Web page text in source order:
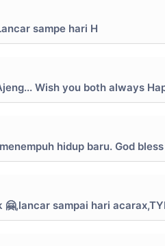
sampe hari H
Wish you both always
hidup baru. God bless
sampai hari